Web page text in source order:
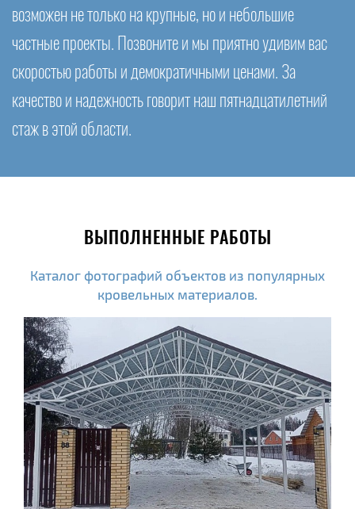
возможен не только на крупные, но и небольшие
частные проекты. Позвоните и мы приятно удивим вас
скоростью работы и демократичными ценами. За
качество и надежность говорит наш пятнадцатилетний
стаж в этой области.
ВЫПОЛНЕННЫЕ РАБОТЫ
Каталог фотографий объектов из популярных
кровельных материалов.